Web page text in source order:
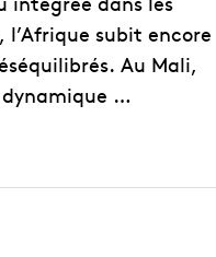
subit encore
Au Mali,
…